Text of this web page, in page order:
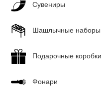
Сувениры
Шашлычные наборы
Подарочные коробки
Фонари